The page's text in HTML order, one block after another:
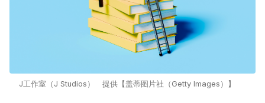
J工作室（J Studios） 提供【盖蒂图片社（Getty Images）】